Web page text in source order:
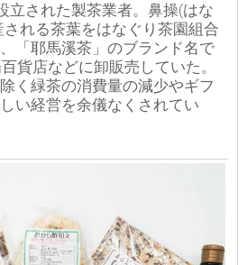
立された製茶業者。鼻操(はな
される茶葉をはなぐり茶園組合
「耶馬溪茶」のブランド名で
貨店などに卸販売していた。
く緑茶の消費量の減少やギフ
い経営を余儀なくされてい